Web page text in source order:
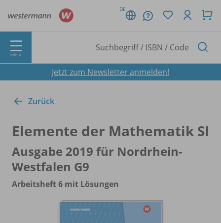
DE
MENÜ
Jetzt zum Newsletter anmelden!
Zurück
Elemente der Mathematik SI
Ausgabe 2019 für Nordrhein-
Westfalen G9
Arbeitsheft 6 mit Lösungen